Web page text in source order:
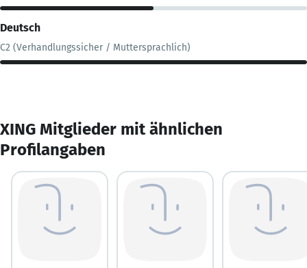
Deutsch
C2 (Verhandlungssicher / Muttersprachlich)
XING Mitglieder mit ähnlichen
Profilangaben